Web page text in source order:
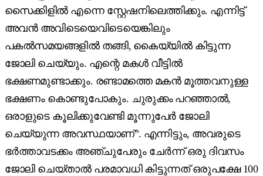
സൈക്കിളിൽ എന്നെ സ്റ്റേഷനിലെത്തിക്കും. എന്നിട്ട്
അവൻ അവിടെയെവിടെയെങ്കിലും
പകൽ‌സമയങ്ങളിൽ തങ്ങി, കൈയ്യിൽ കിട്ടുന്ന
ജോലി ചെയ്യും. എന്റെ മകൾ വീട്ടിൽ
ഭക്ഷണമുണ്ടാക്കും. രണ്ടാമത്തെ മകൻ മൂത്തവനുള്ള
ഭക്ഷണം കൊണ്ടുപോകും. ചുരുക്കം പറഞ്ഞാൽ,
ഒരാളുടെ കൂലിക്കുവേണ്ടി മൂന്നുപേർ ജോലി
ചെയ്യുന്ന അവസ്ഥയാണ്”. എന്നിട്ടും, അവരുടെ
ഭർത്താവടക്കം അഞ്ചുപേരും ചേർന്ന് ഒരു ദിവസം
ജോലി ചെയ്താൽ പരമാവധി കിട്ടുന്നത് ഒരുപക്ഷേ 100